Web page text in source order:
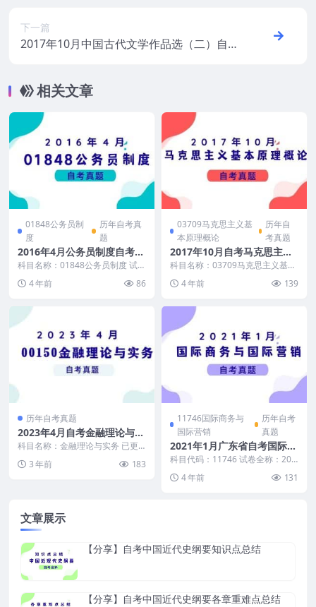
下一篇
2017年10月中国古代文学作品选（二）自考
相关文章
01848公务员制
度
历年自考真
题
2016年4月公务员制度自考真
题及答案
科目名称：01848公务员制度 试卷
全称：2016年4月高等教育自学考
试公务员制...
4 年前 86
03709马克思主义基
本原理概论
历年自
考真题
2017年10月自考马克思主义
基本原理概论真题和答案
科目名称：03709马克思主义基本
原理概论 试卷全称：2017年10月
高等教育自...
4 年前 139
历年自考真题
2023年4月自考金融理论与实
务真题及答案
科目名称：金融理论与实务 已更
查看 自考真题示...
3 年前 183
11746国际商务与
国际营销
历年自考
真题
2021年1月广东省自考国际商
务与国际营销真题和答案
科目代码：11746 试卷全称：202
营销试题 ...
4 年前 131
文章展示
【分享】自考中国近代史纲要知识点总结
【分享】自考中国近代史纲要各章重难点总结